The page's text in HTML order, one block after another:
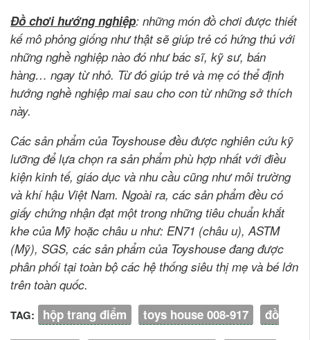
Đồ chơi hướng nghiệp: những món đồ chơi được thiết
kế mô phỏng giống như thật sẽ giúp trẻ có hứng thú với
những nghề nghiệp nào đó như bác sĩ, kỹ sư, bán
hàng… ngay từ nhỏ. Từ đó giúp trẻ và mẹ có thể định
hướng nghề nghiệp mai sau cho con từ những sở thích
này.
Các sản phẩm của Toyshouse đều được nghiên cứu kỹ
lưỡng để lựa chọn ra sản phẩm phù hợp nhất với điều
kiện kinh tế, giáo dục và nhu cầu cũng như môi trường
và khí hậu Việt Nam. Ngoài ra, các sản phẩm đều có
giấy chứng nhận đạt một trong những tiêu chuẩn khắt
khe của Mỹ hoặc châu u như: EN71 (châu u), ASTM
(Mỹ), SGS, các sản phẩm của Toyshouse đang được
phân phối tại toàn bộ các hệ thống siêu thị mẹ và bé lớn
trên toàn quốc.
TAG: hộp trang điểm toys house 008-917 đồ